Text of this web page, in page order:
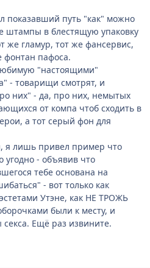
показавший путь "как" можно
штампы в блестящую упаковку
же гламур, тот же фансервис,
пафоса.
"настоящими"
- товарищи смотрят, и
них" - да, про них, немытых
от компа чтоб сходить в
а тот серый фон для
я лишь привел пример что
угодно - объявив что
тебе основана на
- вот только как
Утэне, как НЕ ТРОЖЬ
были к месту, и
Ещё раз извините.